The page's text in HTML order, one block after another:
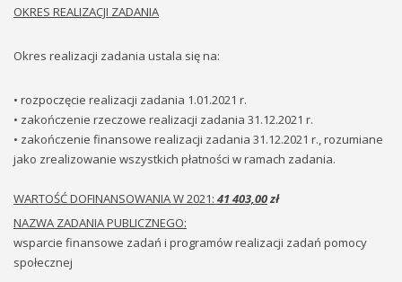
OKRES REALIZACJI ZADANIA
Okres realizacji zadania ustala się na:
• rozpoczęcie realizacji zadania 1.01.2021 r.
• zakończenie rzeczowe realizacji zadania 31.12.2021 r.
• zakończenie finansowe realizacji zadania 31.12.2021 r., rozumiane
jako zrealizowanie wszystkich płatności w ramach zadania.
WARTOŚĆ DOFINANSOWANIA W 2021: 41 403,00zł
NAZWA ZADANIA PUBLICZNEGO:
wsparcie finansowe zadań i programów realizacji zadań pomocy
społecznej